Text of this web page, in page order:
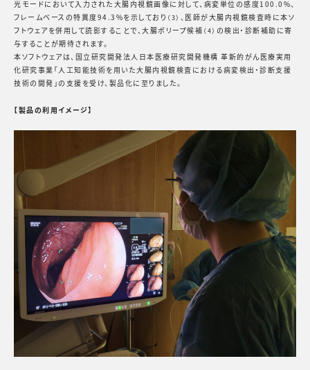
光モードにおいて入力された大腸内視鏡画像に対して、病変単位の感度100.0%、
フレームベースの特異度94.3%を示しており （3） 、医師が大腸内視鏡検査時に本ソ
フトウェアを併用して読影することで、大腸ポリープ候補 （4） の検出・診断補助に寄
与することが期待されます。
本ソフトウェアは、国立研究開発法人日本医療研究開発機構 革新的がん医療実用
化研究事業「人工知能技術を用いた大腸内視鏡検査における病変検出・診断支援
技術の開発」の支援を受け、製品化に至りました。
【製品の利用イメージ】